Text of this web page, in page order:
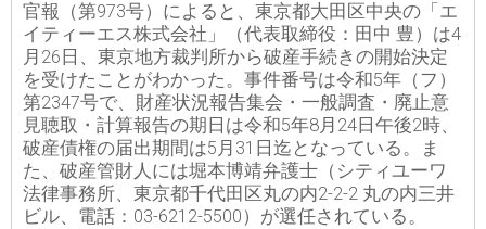
官報（第973号）によると、東京都大田区中央の「エ
イティーエス株式会社」（代表取締役：田中 豊）は4
月26日、東京地方裁判所から破産手続きの開始決定
を受けたことがわかった。事件番号は令和5年（フ）
第2347号で、財産状況報告集会・一般調査・廃止意
見聴取・計算報告の期日は令和5年8月24日午後2時、
破産債権の届出期間は5月31日迄となっている。ま
た、破産管財人には堀本博靖弁護士（シティユーワ
法律事務所、東京都千代田区丸の内2-2-2 丸の内三井
ビル、電話：03-6212-5500）が選任されている。